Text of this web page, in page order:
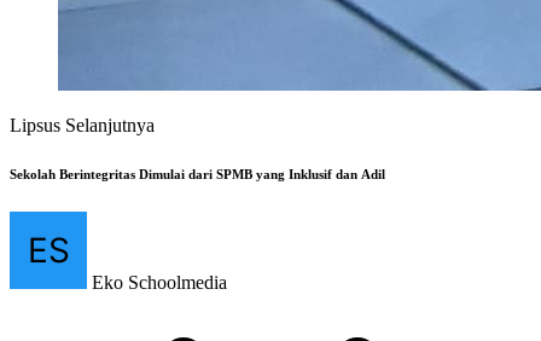
Lipsus Selanjutnya
Sekolah Berintegritas Dimulai dari SPMB yang Inklusif dan Adil
Eko Schoolmedia